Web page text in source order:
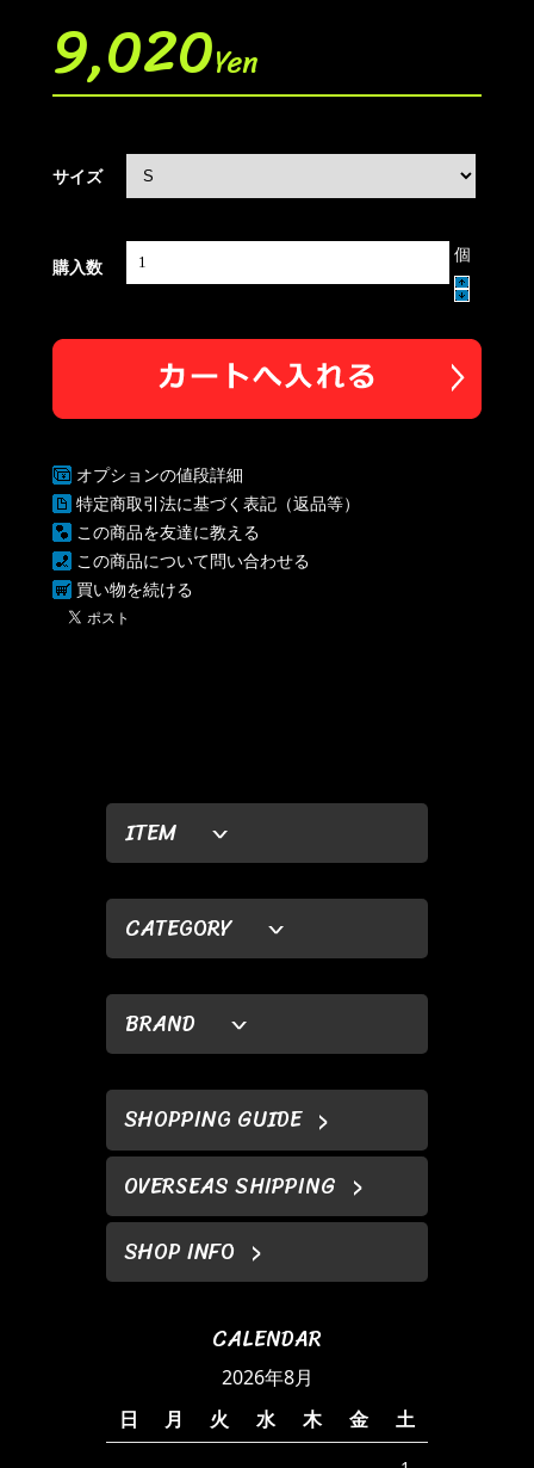
ITEM
CATEGORY
BRAND
SHOPPING GUIDE
OVERSEAS SHIPPING
SHOP INFO
CALENDAR
2026年8月
日
月 火 水 木 金 土
9,020Yen
サイズ
購入数
個
オプションの値段詳細
特定商取引法に基づく表記（返品等）
この商品を友達に教える
この商品について問い合わせる
買い物を続ける